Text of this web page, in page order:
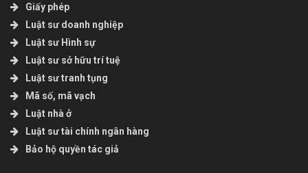
Giấy phép
Luật sư doanh nghiệp
Luật sư Hình sự
Luật sư sở hữu trí tuệ
Luật sư tranh tụng
Mã số, mã vạch
Luật nhà ở
Luật sư tài chính ngân hàng
Bảo hộ quyền tác giả